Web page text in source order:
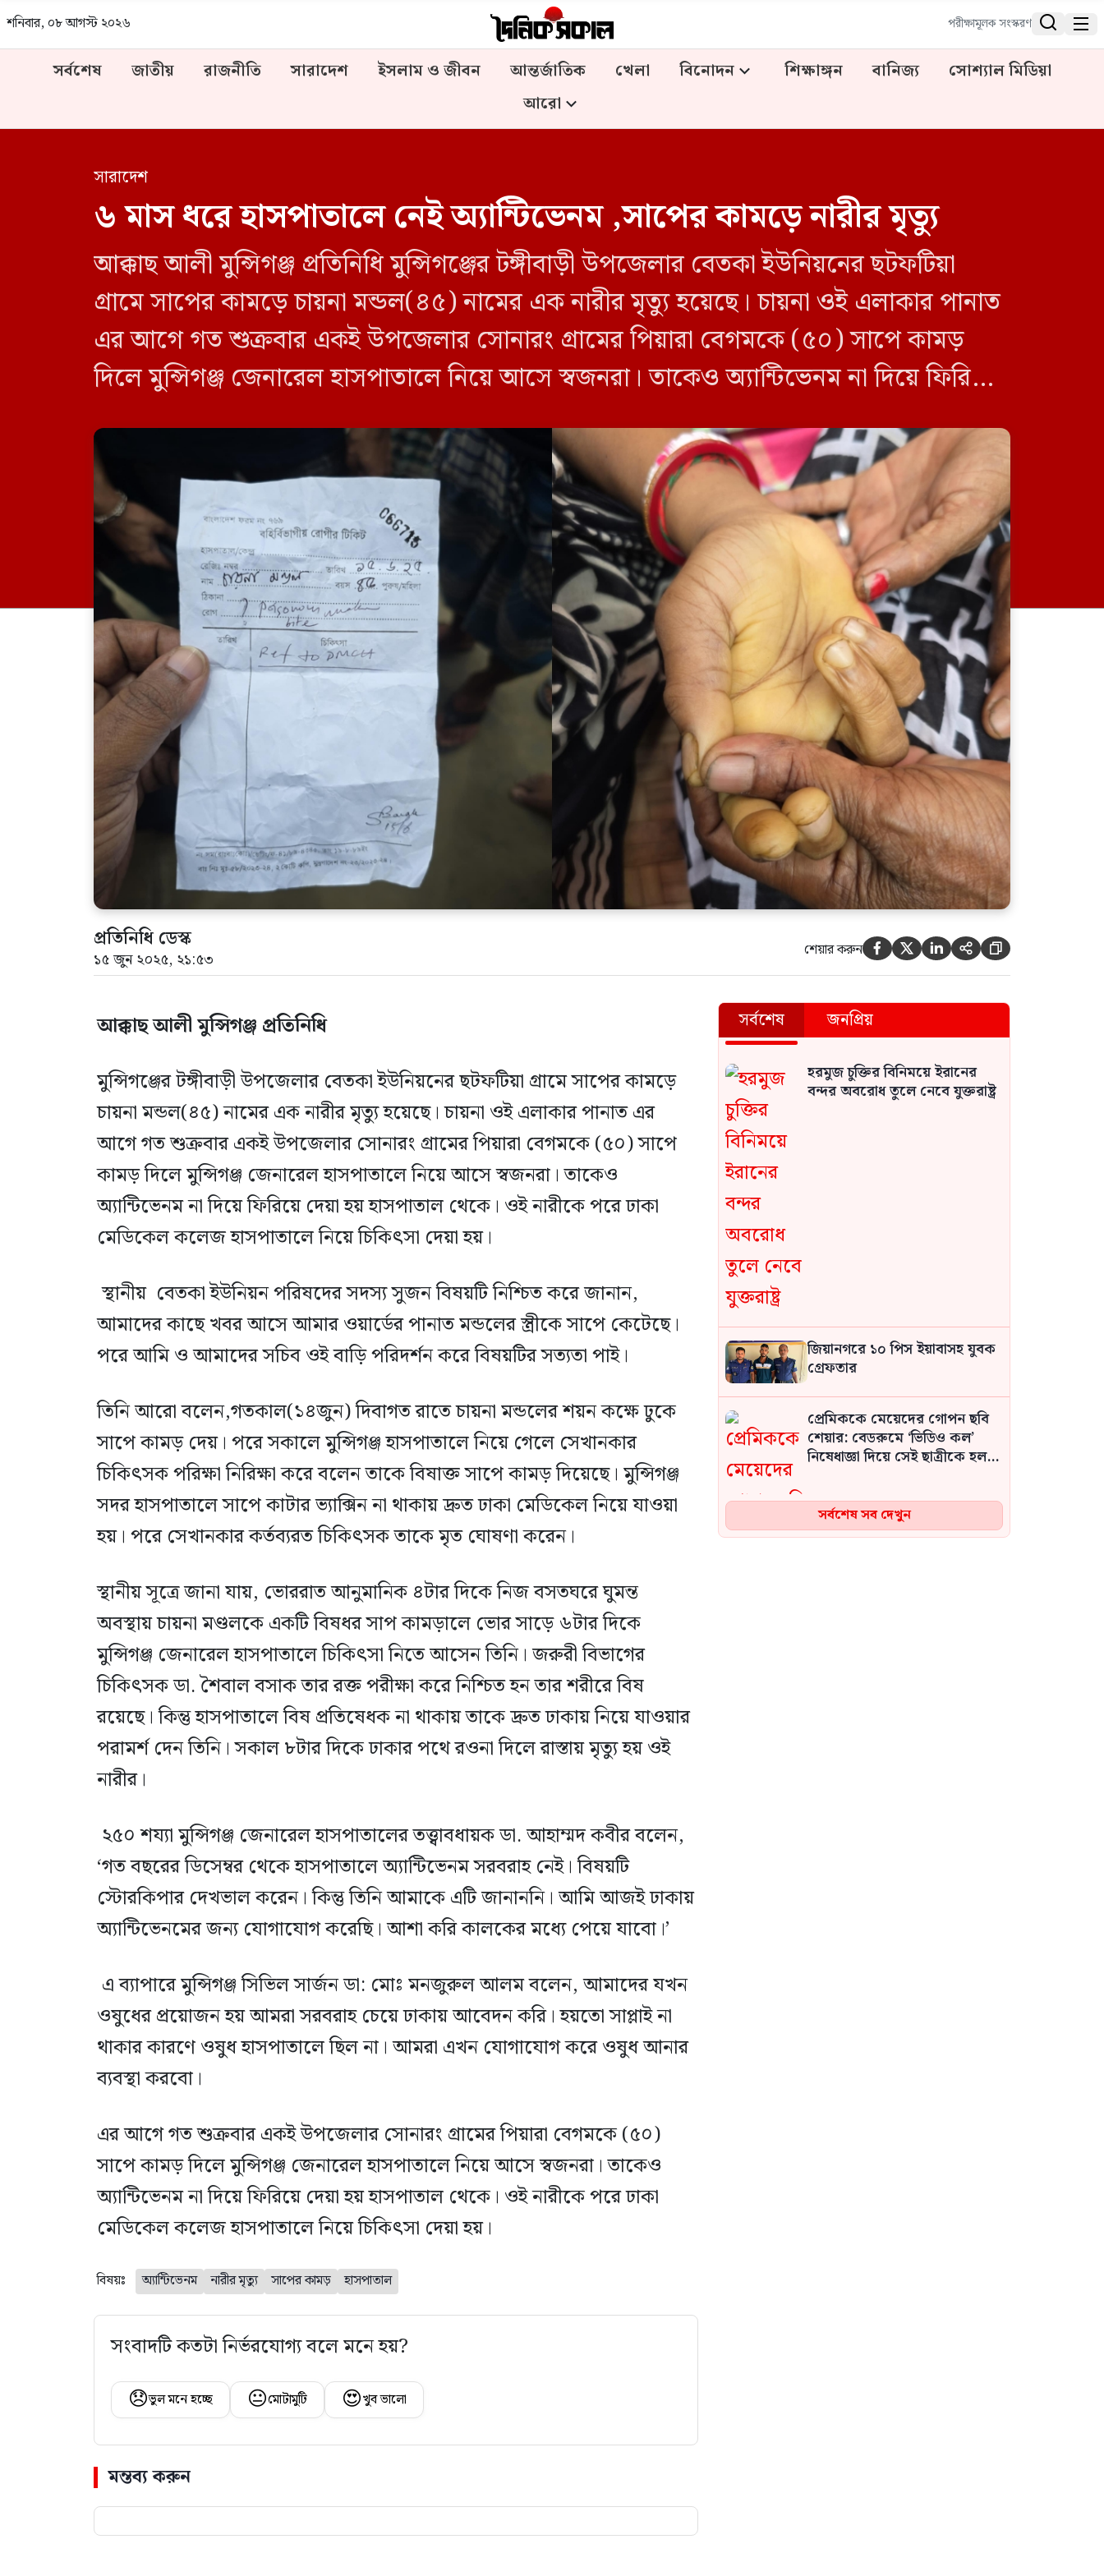
শনিবার, ০৮ আগস্ট ২০২৬ পরীক্ষামূলক সংস্করণ  
সর্বশেষ জাতীয় রাজনীতি সারাদেশ ইসলাম ও জীবন আন্তর্জাতিক খেলা বিনোদন শিক্ষাঙ্গন বানিজ্য
সোশ্যাল মিডিয়া
আরো
সারাদেশ
৬ মাস ধরে হাসপাতালে নেই অ্যান্টিভেনম ,সাপের কামড়ে নারীর মৃত্যু
আক্কাছ আলী মুন্সিগঞ্জ প্রতিনিধি মুন্সিগঞ্জের টঙ্গীবাড়ী উপজেলার বেতকা ইউনিয়নের ছটফটিয়া
গ্রামে সাপের কামড়ে চায়না মন্ডল(৪৫) নামের এক নারীর মৃত্যু হয়েছে। চায়না ওই এলাকার পানাত
এর আগে গত শুক্রবার একই উপজেলার সোনারং গ্রামের পিয়ারা বেগমকে (৫০) সাপে কামড়
দিলে মুন্সিগঞ্জ জেনারেল হাসপাতালে নিয়ে আসে স্বজনরা। তাকেও অ্যান্টিভেনম না দিয়ে ফিরিয়ে
প্রতিনিধি ডেস্ক
১৫ জুন ২০২৫, ২১:৫৩ শেয়ার করুন     
আক্কাছ আলী মুন্সিগঞ্জ প্রতিনিধি
মুন্সিগঞ্জের টঙ্গীবাড়ী উপজেলার বেতকা ইউনিয়নের ছটফটিয়া গ্রামে সাপের কামড়ে
চায়না মন্ডল(৪৫) নামের এক নারীর মৃত্যু হয়েছে। চায়না ওই এলাকার পানাত এর
আগে গত শুক্রবার একই উপজেলার সোনারং গ্রামের পিয়ারা বেগমকে (৫০) সাপে
কামড় দিলে মুন্সিগঞ্জ জেনারেল হাসপাতালে নিয়ে আসে স্বজনরা। তাকেও
অ্যান্টিভেনম না দিয়ে ফিরিয়ে দেয়া হয় হাসপাতাল থেকে। ওই নারীকে পরে ঢাকা
মেডিকেল কলেজ হাসপাতালে নিয়ে চিকিৎসা দেয়া হয়।
স্থানীয় বেতকা ইউনিয়ন পরিষদের সদস্য সুজন বিষয়টি নিশ্চিত করে জানান,
আমাদের কাছে খবর আসে আমার ওয়ার্ডের পানাত মন্ডলের স্ত্রীকে সাপে কেটেছে।
পরে আমি ও আমাদের সচিব ওই বাড়ি পরিদর্শন করে বিষয়টির সত্যতা পাই।
তিনি আরো বলেন,গতকাল(১৪জুন) দিবাগত রাতে চায়না মন্ডলের শয়ন কক্ষে ঢুকে
সাপে কামড় দেয়। পরে সকালে মুন্সিগঞ্জ হাসপাতালে নিয়ে গেলে সেখানকার
চিকিৎসক পরিক্ষা নিরিক্ষা করে বলেন তাকে বিষাক্ত সাপে কামড় দিয়েছে। মুন্সিগঞ্জ
সদর হাসপাতালে সাপে কাটার ভ্যাক্সিন না থাকায় দ্রুত ঢাকা মেডিকেল নিয়ে যাওয়া
হয়। পরে সেখানকার কর্তব্যরত চিকিৎসক তাকে মৃত ঘোষণা করেন।
স্থানীয় সূত্রে জানা যায়, ভোররাত আনুমানিক ৪টার দিকে নিজ বসতঘরে ঘুমন্ত
অবস্থায় চায়না মণ্ডলকে একটি বিষধর সাপ কামড়ালে ভোর সাড়ে ৬টার দিকে
মুন্সিগঞ্জ জেনারেল হাসপাতালে চিকিৎসা নিতে আসেন তিনি। জরুরী বিভাগের
চিকিৎসক ডা. শৈবাল বসাক তার রক্ত পরীক্ষা করে নিশ্চিত হন তার শরীরে বিষ
রয়েছে। কিন্তু হাসপাতালে বিষ প্রতিষেধক না থাকায় তাকে দ্রুত ঢাকায় নিয়ে যাওয়ার
পরামর্শ দেন তিনি। সকাল ৮টার দিকে ঢাকার পথে রওনা দিলে রাস্তায় মৃত্যু হয় ওই
নারীর।
২৫০ শয্যা মুন্সিগঞ্জ জেনারেল হাসপাতালের তত্ত্বাবধায়ক ডা. আহাম্মদ কবীর বলেন,
‘গত বছরের ডিসেম্বর থেকে হাসপাতালে অ্যান্টিভেনম সরবরাহ নেই। বিষয়টি
স্টোরকিপার দেখভাল করেন। কিন্তু তিনি আমাকে এটি জানাননি। আমি আজই ঢাকায়
অ্যান্টিভেনমের জন্য যোগাযোগ করেছি। আশা করি কালকের মধ্যে পেয়ে যাবো।’
এ ব্যাপারে মুন্সিগঞ্জ সিভিল সার্জন ডা: মোঃ মনজুরুল আলম বলেন, আমাদের যখন
ওষুধের প্রয়োজন হয় আমরা সরবরাহ চেয়ে ঢাকায় আবেদন করি। হয়তো সাপ্লাই না
থাকার কারণে ওষুধ হাসপাতালে ছিল না। আমরা এখন যোগাযোগ করে ওষুধ আনার
ব্যবস্থা করবো।
এর আগে গত শুক্রবার একই উপজেলার সোনারং গ্রামের পিয়ারা বেগমকে (৫০)
সাপে কামড় দিলে মুন্সিগঞ্জ জেনারেল হাসপাতালে নিয়ে আসে স্বজনরা। তাকেও
অ্যান্টিভেনম না দিয়ে ফিরিয়ে দেয়া হয় হাসপাতাল থেকে। ওই নারীকে পরে ঢাকা
মেডিকেল কলেজ হাসপাতালে নিয়ে চিকিৎসা দেয়া হয়।
বিষয়ঃ অ্যান্টিভেনম নারীর মৃত্যু সাপের কামড় হাসপাতাল
সংবাদটি কতটা নির্ভরযোগ্য বলে মনে হয়?
😞ভুল মনে হচ্ছে 😐মোটামুটি 😍খুব ভালো
মন্তব্য করুন
সর্বশেষ জনপ্রিয়
হরমুজ চুক্তির বিনিময়ে ইরানের
বন্দর অবরোধ তুলে নেবে যুক্তরাষ্ট্র
জিয়ানগরে ১০ পিস ইয়াবাসহ যুবক
গ্রেফতার
প্রেমিককে মেয়েদের গোপন ছবি
শেয়ার: বেডরুমে ‘ভিডিও কল’
নিষেধাজ্ঞা দিয়ে সেই ছাত্রীকে হল
সর্বশেষ সব দেখুন